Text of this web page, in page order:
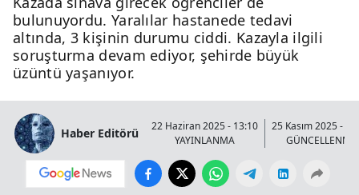
bulunuyordu. Yaralılar hastanede tedavi
altında, 3 kişinin durumu ciddi. Kazayla ilgili
soruşturma devam ediyor, şehirde büyük
üzüntü yaşanıyor.
Haber Editörü
22 Haziran 2025 - 13:10
YAYINLANMA
25 Kasım 2025 -
GÜNCELLENME